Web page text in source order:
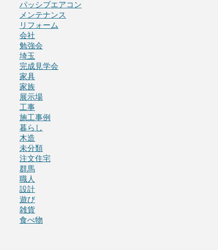
パッシブエアコン
メンテナンス
リフォーム
会社
勉強会
埼玉
完成見学会
家具
家族
展示場
工事
施工事例
暮らし
木造
未分類
注文住宅
群馬
職人
設計
遊び
雑貨
食べ物